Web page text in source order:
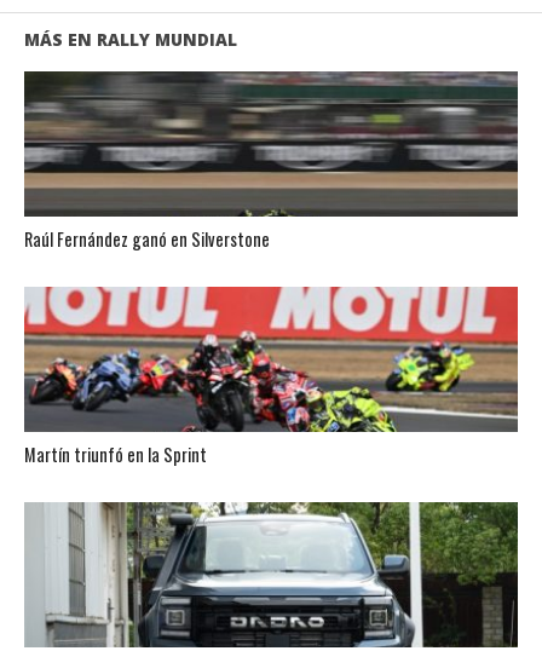
MÁS EN RALLY MUNDIAL
Raúl Fernández ganó en Silverstone
Martín triunfó en la Sprint